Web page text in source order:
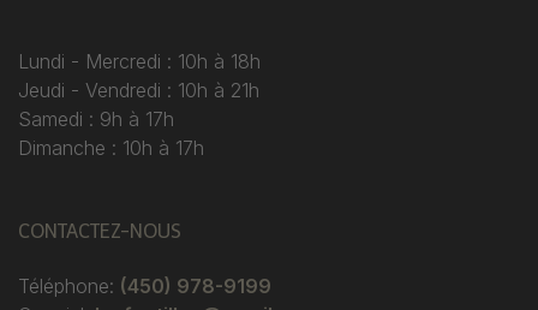
Lundi - Mercredi : 10h à 18h
Jeudi - Vendredi : 10h à 21h
Samedi : 9h à 17h
Dimanche : 10h à 17h
CONTACTEZ-NOUS
Téléphone: (450) 978-9199